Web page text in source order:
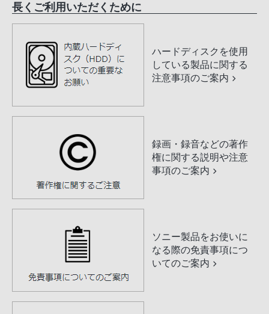
長くご利用いただくために
ハードディスクを使用
している製品に関する
注意事項のご案内
録画・録音などの著作
権に関する説明や注意
事項のご案内
ソニー製品をお使いに
なる際の免責事項につ
いてのご案内